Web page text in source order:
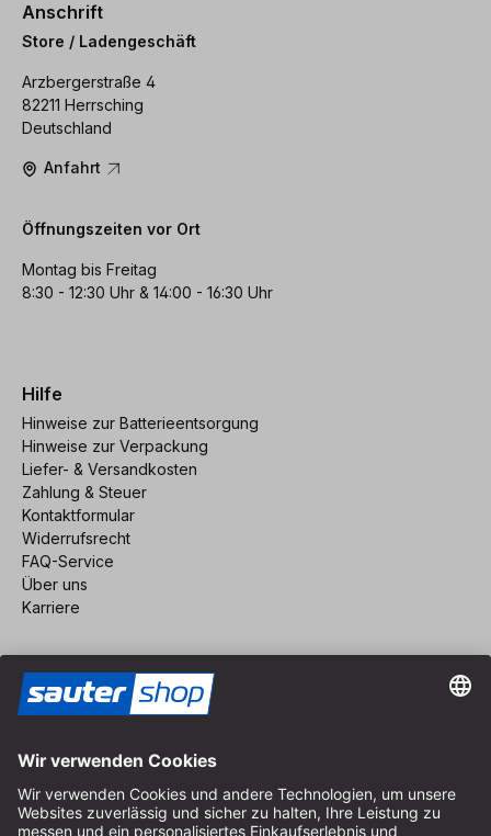
Anschrift
Store / Ladengeschäft
Arzbergerstraße 4
82211 Herrsching
Deutschland
Anfahrt
Öffnungszeiten vor Ort
Montag bis Freitag
8:30 - 12:30 Uhr & 14:00 - 16:30 Uhr
Hilfe
Hinweise zur Batterieentsorgung
Hinweise zur Verpackung
Liefer- & Versandkosten
Zahlung & Steuer
Kontaktformular
Widerrufsrecht
FAQ-Service
Über uns
Karriere
Impressum